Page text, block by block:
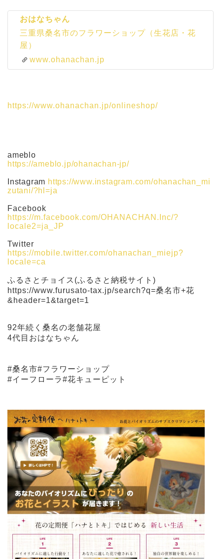
おはなちゃん
三重県桑名市のフラワーショップ（生花店・花
屋）
www.ohanachan.jp
https://www.ohanachan.jp/onlineshop/
ameblo
https://ameblo.jp/ohanachan-jp/
Instagram https://www.instagram.com/ohanachan_mi
zutani/?hl=ja
Facebook
https://m.facebook.com/OHANACHAN.Inc/?
locale2=ja_JP
Twitter
https://mobile.twitter.com/ohanachan_miejp?
locale=ca
ふるさとチョイス(ふるさと納税サイト)
https://www.furusato-tax.jp/search?q=桑名市+花
&header=1&target=1
92年続く桑名の老舗花屋
4代目おはなちゃん
#桑名市#フラワーショップ
#イーフローラ#花キューピット